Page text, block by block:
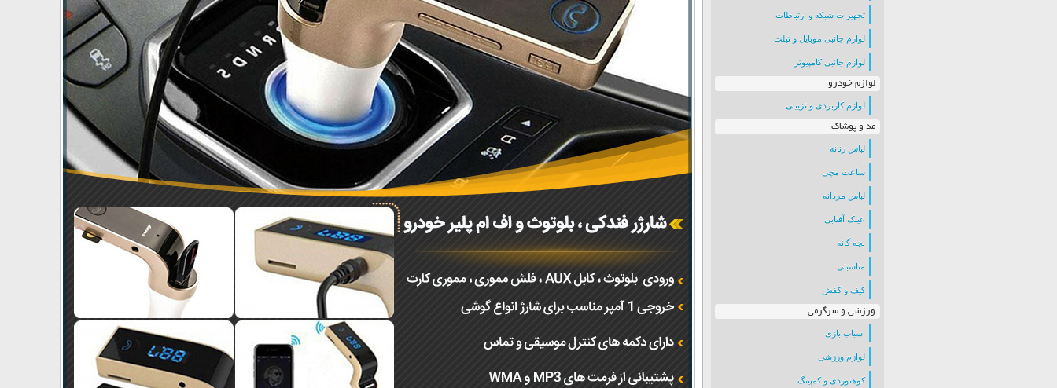
تجهیزات شبکه و ارتباطات
لوازم جانبی موبایل و تبلت
لوازم جانبی کامپیوتر
لوازم خودرو
لوازم کاربردی و تزیینی
مد و پوشاک
لباس زنانه
ساعت مچی
لباس مردانه
عینک آفتابی
بچه گانه
مناسبتی
کیف و کفش
ورزشی و سرگرمی
اسباب بازی
لوازم ورزشی
کوهنوردی و کمپینگ